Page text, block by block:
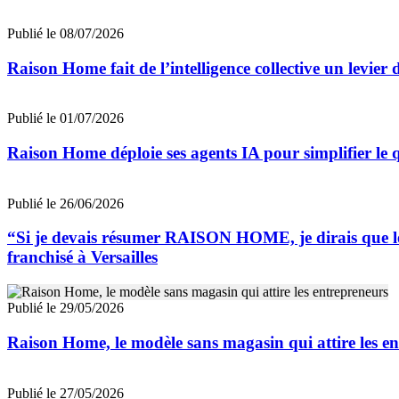
Publié le 08/07/2026
Raison Home fait de l’intelligence collective un levier
Publié le 01/07/2026
Raison Home déploie ses agents IA pour simplifier le
Publié le 26/06/2026
“Si je devais résumer RAISON HOME, je dirais que
franchisé à Versailles
Publié le 29/05/2026
Raison Home, le modèle sans magasin qui attire les
Publié le 27/05/2026